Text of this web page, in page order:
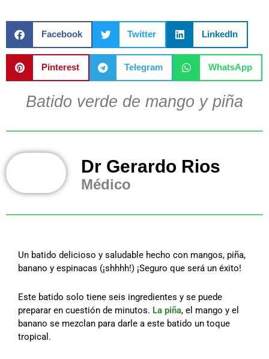
Facebook Twitter LinkedIn
Pinterest Telegram WhatsApp
Batido verde de mango y piña
Dr Gerardo Rios
Médico
Un batido delicioso y saludable hecho con mangos, piña,
banano y espinacas (¡shhhh!) ¡Seguro que será un éxito!
Este batido solo tiene seis ingredientes y se puede
preparar en cuestión de minutos. La piña, el mango y el
banano se mezclan para darle a este batido un toque
tropical.